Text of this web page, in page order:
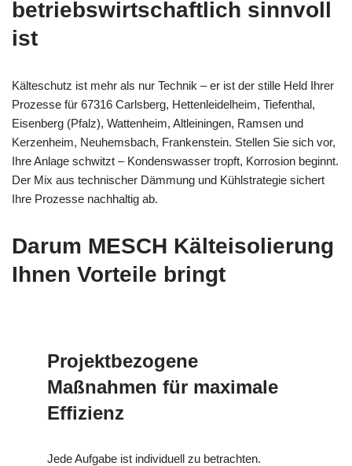
betriebswirtschaftlich sinnvoll
ist
Kälteschutz ist mehr als nur Technik – er ist der stille Held Ihrer
Prozesse für 67316 Carlsberg, Hettenleidelheim, Tiefenthal,
Eisenberg (Pfalz), Wattenheim, Altleiningen, Ramsen und
Kerzenheim, Neuhemsbach, Frankenstein. Stellen Sie sich vor,
Ihre Anlage schwitzt – Kondenswasser tropft, Korrosion beginnt.
Der Mix aus technischer Dämmung und Kühlstrategie sichert
Ihre Prozesse nachhaltig ab.
Darum MESCH Kälteisolierung
Ihnen Vorteile bringt
Projektbezogene
Maßnahmen für maximale
Effizienz
Jede Aufgabe ist individuell zu betrachten.